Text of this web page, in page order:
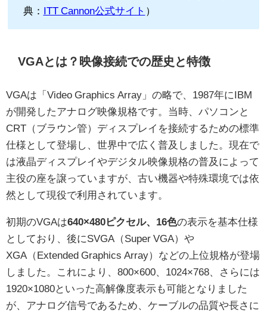
典： ITT Cannon公式サイト ）
VGAとは？映像接続での歴史と特徴
VGAは「Video Graphics Array」の略で、1987年にIBM
が開発したアナログ映像規格です。当時、パソコンと
CRT（ブラウン管）ディスプレイを接続するための標準
仕様として登場し、世界中で広く普及しました。現在で
は液晶ディスプレイやデジタル映像規格の普及によって
主役の座を譲っていますが、古い機器や特殊環境では依
然として現役で利用されています。
初期のVGAは640×480ピクセル、16色の表示を基本仕様
としており、後にSVGA（Super VGA）や
XGA（Extended Graphics Array）などの上位規格が登場
しました。これにより、800×600、1024×768、さらには
1920×1080といった高解像度表示も可能となりました
が、アナログ信号であるため、ケーブルの品質や長さに